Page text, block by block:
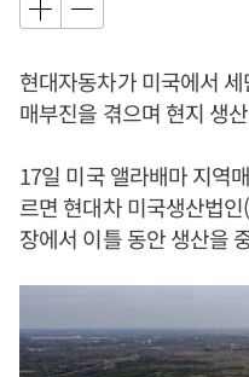
현대자동차가 미국에서
매부진을 겪으며 현지 생
17일 미국 앨라배마 지역
르면 현대차 미국생산법
장에서 이틀 동안 생산을